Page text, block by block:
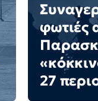
φωτιές
27